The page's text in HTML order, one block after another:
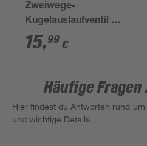
Zweiwege-
Kugelauslaufventil mit
Schlauchverschraubung
Messing 3/4"
15,99 €
Häufige
Hier findest du Antworten rund
und wichtige Details.